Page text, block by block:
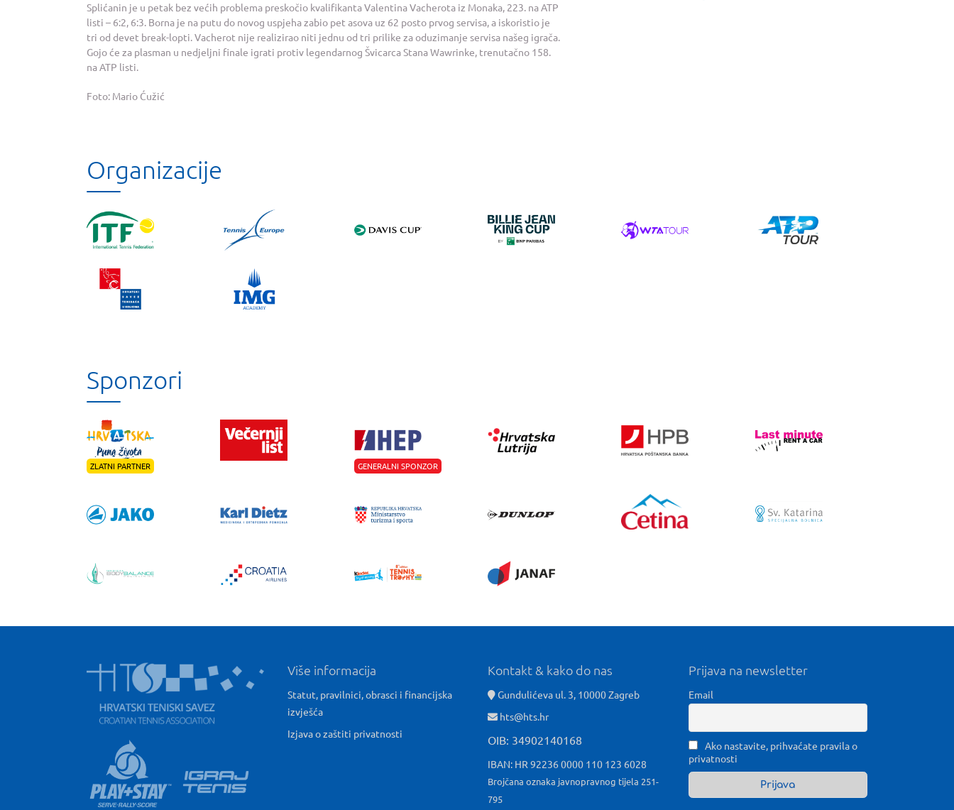
Splićanin je u petak bez većih problema preskočio kvalifikanta Valentina Vacherota iz Monaka, 223. na ATP
listi – 6:2, 6:3. Borna je na putu do novog uspjeha zabio pet asova uz 62 posto prvog servisa, a iskoristio je
tri od devet break-lopti. Vacherot nije realizirao niti jednu od tri prilike za oduzimanje servisa našeg igrača.
Gojo će za plasman u nedjeljni finale igrati protiv legendarnog Švicarca Stana Wawrinke, trenutačno 158.
na ATP listi.
Foto: Mario Ćužić
Organizacije
Sponzori
ZLATNI PARTNER GENERALNI SPONZOR
Više informacija
Statut, pravilnici, obrasci i financijska
izvješća
Izjava o zaštiti privatnosti
Kontakt & kako do nas
Gundulićeva ul. 3, 10000 Zagreb
hts@hts.hr
OIB: 34902140168
IBAN: HR 92236 0000 110 123 6028
Brojčana oznaka javnopravnog tijela 251-
795
Prijava na newsletter
Email
Ako nastavite, prihvaćate pravila o
privatnosti